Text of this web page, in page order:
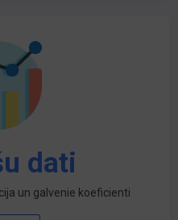
dati
un galvenie koeficienti